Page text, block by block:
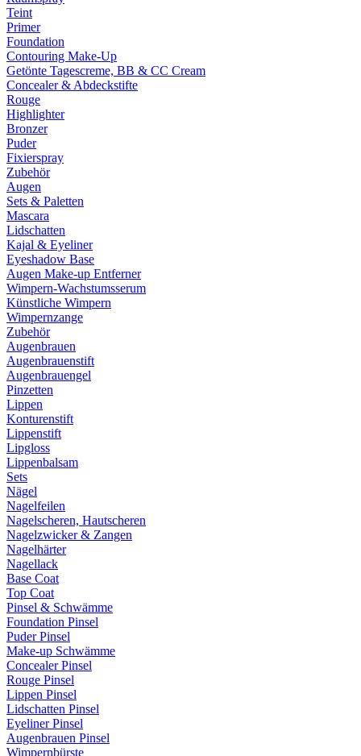
Teint
Primer
Foundation
Contouring Make-Up
Getönte Tagescreme, BB & CC Cream
Concealer & Abdeckstifte
Rouge
Highlighter
Bronzer
Puder
Fixierspray
Zubehör
Augen
Sets & Paletten
Mascara
Lidschatten
Kajal & Eyeliner
Eyeshadow Base
Augen Make-up Entferner
Wimpern-Wachstumsserum
Künstliche Wimpern
Wimpernzange
Zubehör
Augenbrauen
Augenbrauenstift
Augenbrauengel
Pinzetten
Lippen
Konturenstift
Lippenstift
Lipgloss
Lippenbalsam
Sets
Nägel
Nagelfeilen
Nagelscheren, Hautscheren
Nagelzwicker & Zangen
Nagelhärter
Nagellack
Base Coat
Top Coat
Pinsel & Schwämme
Foundation Pinsel
Puder Pinsel
Make-up Schwämme
Concealer Pinsel
Rouge Pinsel
Lippen Pinsel
Lidschatten Pinsel
Eyeliner Pinsel
Augenbrauen Pinsel
Wimpernbürste